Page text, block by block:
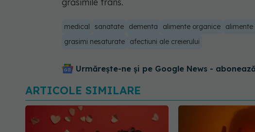
medical sanatate dementa alimente organice
grasimi nesaturate
afectiuni ale creierului
Urmărește-ne și pe Google News -
ARTICOLE SIMILARE